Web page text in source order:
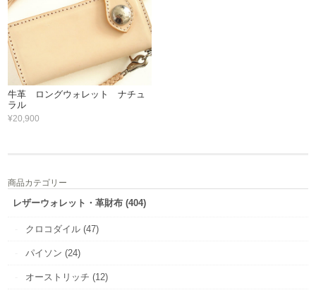
牛革 ロングウォレット ナチュ
ラル
¥20,900
商品カテゴリー
レザーウォレット・革財布 (404)
クロコダイル (47)
パイソン (24)
オーストリッチ (12)